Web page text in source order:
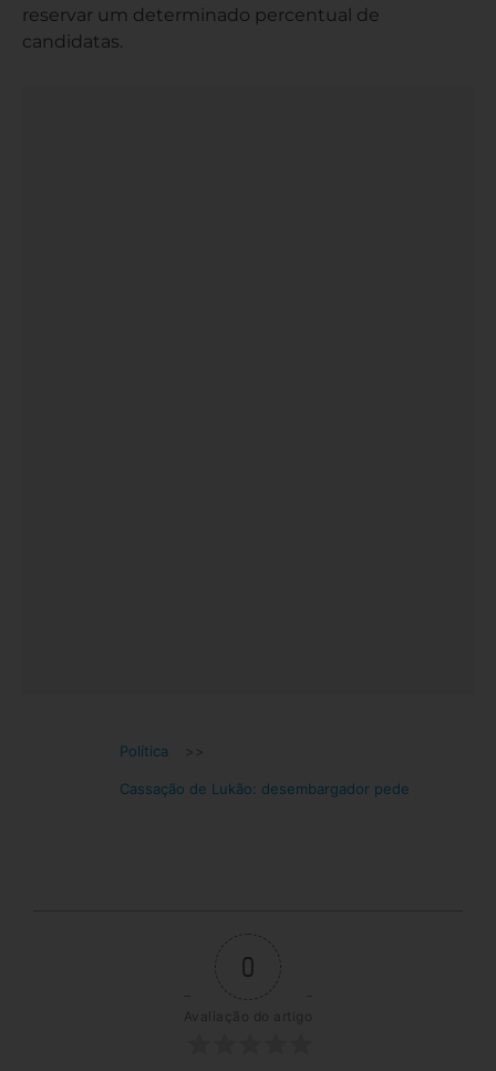
reservar um determinado percentual de
candidatas.
Política >>
Cassação de Lukão: desembargador pede
0
Avaliação do artigo